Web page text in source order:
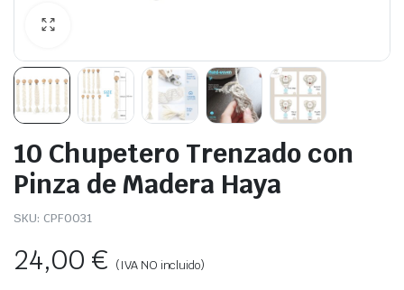
10 Chupetero Trenzado con
Pinza de Madera Haya
SKU: CPF0031
24,00€ (IVA NO incluido)